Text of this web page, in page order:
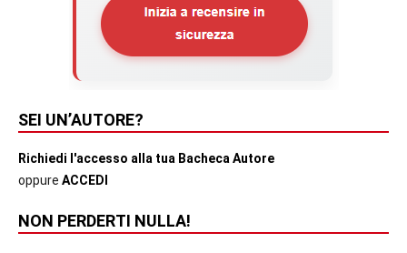
SEI UN’AUTORE?
Richiedi l'accesso alla tua Bacheca Autore
oppure ACCEDI
NON PERDERTI NULLA!